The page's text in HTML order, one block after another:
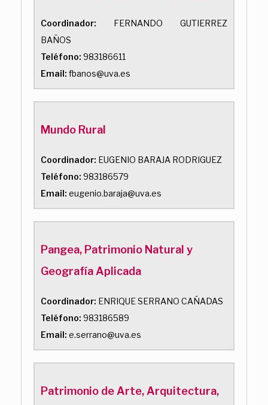
Coordinador: FERNANDO GUTIERREZ
BAÑOS
Teléfono: 983186611
Email: fbanos@uva.es
Mundo Rural
Coordinador: EUGENIO BARAJA RODRIGUEZ
Teléfono: 983186579
Email: eugenio.baraja@uva.es
Pangea, Patrimonio Natural y
Geografía Aplicada
Coordinador: ENRIQUE SERRANO CAÑADAS
Teléfono: 983186589
Email: e.serrano@uva.es
Patrimonio de Arte, Arquitectura,